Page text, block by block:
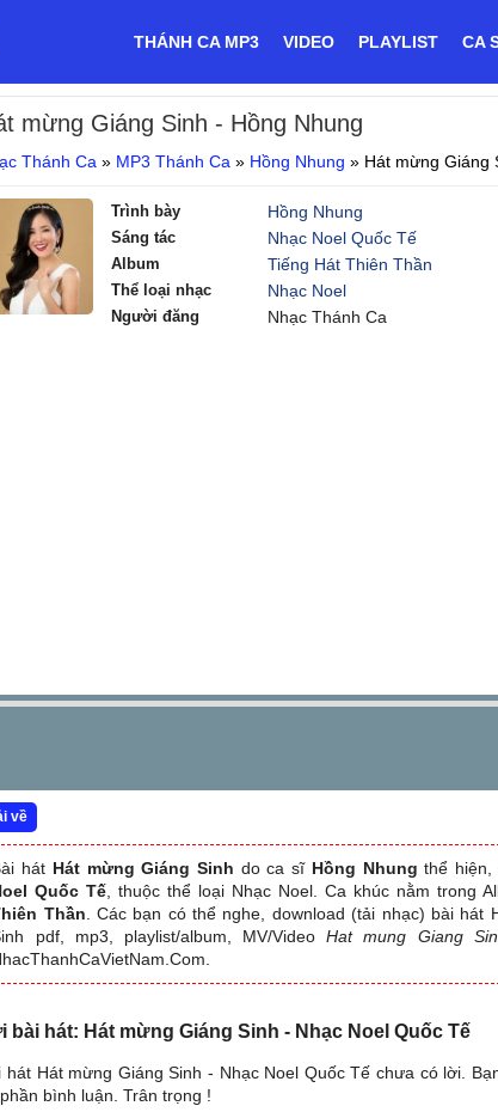
THÁNH CA MP3 VIDEO PLAYLIST CA
mừng Giáng Sinh - Hồng Nhung
Thánh Ca » MP3 Thánh Ca » Hồng Nhung » Hát mừng Giáng
Trình bày Hồng Nhung
Sáng tác Nhạc Noel Quốc Tế
Album Tiếng Hát Thiên Thần
Thể loại nhạc Nhạc Noel
Người đăng Nhạc Thánh Ca
về
hát Hát mừng Giáng Sinh do ca sĩ Hồng Nhung thể hiện,
Quốc Tế , thuộc thể loại Nhạc Noel. Ca khúc nằm trong
Thần . Các bạn có thể nghe, download (tải nhạc) bài hát
pdf, mp3, playlist/album, MV/VideoHat mung Giang
bài hát: Hát mừng Giáng Sinh - Nhạc Noel Quốc Tế
hát Hát mừng Giáng Sinh - Nhạc Noel Quốc Tế chưa có lời.
bình luận. Trân trọng !